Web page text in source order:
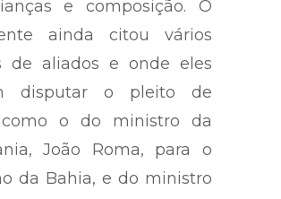
de Costa Neto, falou
e composição. O
ainda citou vários
de aliados e onde eles
disputar o pleito de
como o do ministro da
João Roma, para o